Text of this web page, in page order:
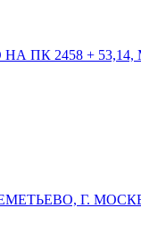
ПК 2458 +
Г.